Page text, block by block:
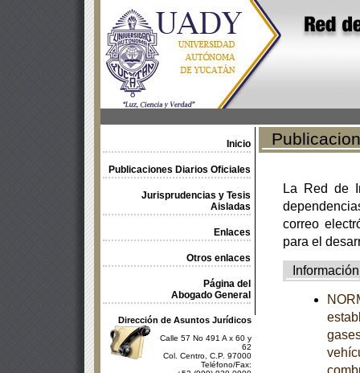
Inicio
Publicaciones Diarios Oficiales
Jurisprudencias y Tesis
Aisladas
Enlaces
Otros enlaces
Página del
Abogado General
Dirección de Asuntos Jurídicos
Calle 57 No 491 A x 60 y
62
Col. Centro, C.P. 97000
Teléfono/Fax:
La Red de
correo
para el
Información